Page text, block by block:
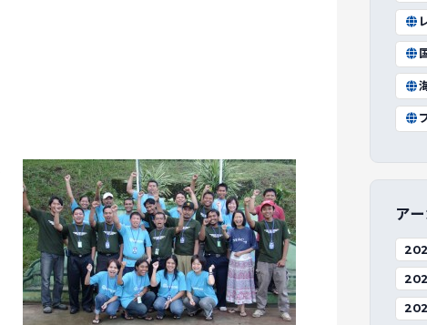
ア